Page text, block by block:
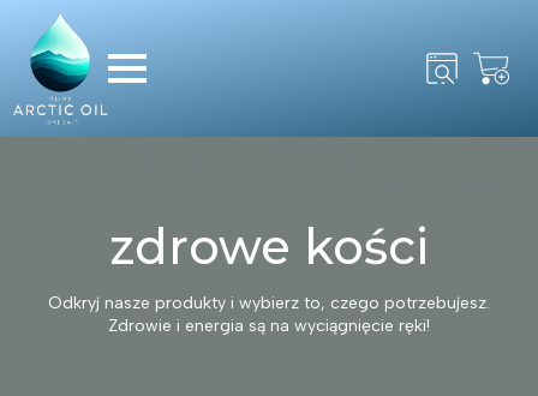
for:
zdrowe kości
Odkryj nasze produkty i wybierz to, czego potrzebujesz.
Zdrowie i energia są na wyciągnięcie ręki!